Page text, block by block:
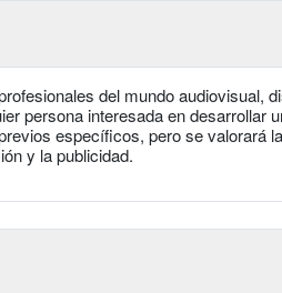
del mundo audiovisual,
persona interesada en desarrollar
específicos, pero se valorará
y la publicidad.